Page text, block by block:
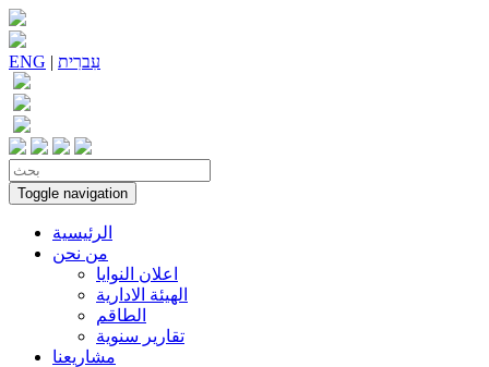
ENG | עִברִית
Toggle navigation
الرئيسية
من نحن
اعلان النوايا
الهيئة الادارية
الطاقم
تقارير سنوية
مشاريعنا